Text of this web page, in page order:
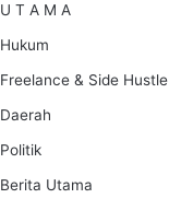
U T A M A
Hukum
Freelance & Side Hustle
Daerah
Politik
Berita Utama